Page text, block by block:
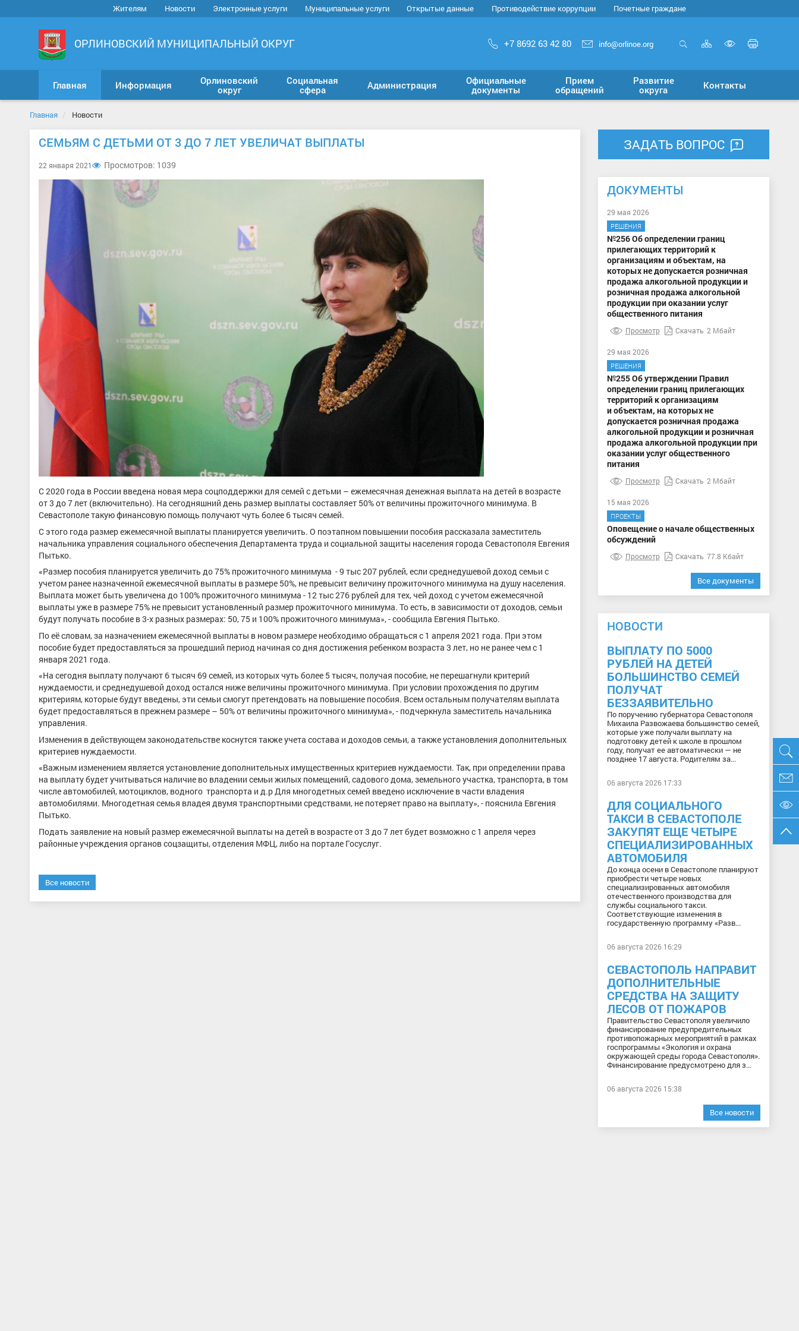
Жителям Новости Электронные услуги Муниципальные услуги Открытые данные Противодействие коррупции Почетные граждане
ОРЛИНОВСКИЙ МУНИЦИПАЛЬНЫЙ ОКРУГ +7 8692 63 42 80 info@orlinoe.org Карта
сайта
версию
для
Главная Информация
Орлиновский
округ
Социальная
сфера
Администрация
Официальные
документы
Прием
обращений
Развитие
округа
Контакты
Главная Новости
СЕМЬЯМ С ДЕТЬМИ ОТ 3 ДО 7 ЛЕТ УВЕЛИЧАТ ВЫПЛАТЫ
22 января 2021 Просмотров: 1039
С 2020 года в России введена новая мера соцподдержки для семей с детьми – ежемесячная денежная выплата на детей в возрасте
от 3 до 7 лет (включительно). На сегодняшний день размер выплаты составляет 50% от величины прожиточного минимума. В
Севастополе такую финансовую помощь получают чуть более 6 тысяч семей.
С этого года размер ежемесячной выплаты планируется увеличить. О поэтапном повышении пособия рассказала заместитель
начальника управления социального обеспечения Департамента труда и социальной защиты населения города Севастополя Евгения
Пытько.
«Размер пособия планируется увеличить до 75% прожиточного минимума - 9 тыс 207 рублей, если среднедушевой доход семьи с
учетом ранее назначенной ежемесячной выплаты в размере 50%, не превысит величину прожиточного минимума на душу населения.
Выплата может быть увеличена до 100% прожиточного минимума - 12 тыс 276 рублей для тех, чей доход с учетом ежемесячной
выплаты уже в размере 75% не превысит установленный размер прожиточного минимума. То есть, в зависимости от доходов, семьи
будут получать пособие в 3-х разных размерах: 50, 75 и 100% прожиточного минимума», - сообщила Евгения Пытько.
По её словам, за назначением ежемесячной выплаты в новом размере необходимо обращаться с 1 апреля 2021 года. При этом
пособие будет предоставляться за прошедший период начиная со дня достижения ребенком возраста 3 лет, но не ранее чем с 1
января 2021 года.
«На сегодня выплату получают 6 тысяч 69 семей, из которых чуть более 5 тысяч, получая пособие, не перешагнули критерий
нуждаемости, и среднедушевой доход остался ниже величины прожиточного минимума. При условии прохождения по другим
критериям, которые будут введены, эти семьи смогут претендовать на повышение пособия. Всем остальным получателям выплата
будет предоставляться в прежнем размере – 50% от величины прожиточного минимума», - подчеркнула заместитель начальника
управления.
Изменения в действующем законодательстве коснутся также учета состава и доходов семьи, а также установления дополнительных
критериев нуждаемости.
«Важным изменением является установление дополнительных имущественных критериев нуждаемости. Так, при определении права
на выплату будет учитываться наличие во владении семьи жилых помещений, садового дома, земельного участка, транспорта, в том
числе автомобилей, мотоциклов, водного транспорта и д.р Для многодетных семей введено исключение в части владения
автомобилями. Многодетная семья владея двумя транспортными средствами, не потеряет право на выплату», - пояснила Евгения
Пытько.
Подать заявление на новый размер ежемесячной выплаты на детей в возрасте от 3 до 7 лет будет возможно с 1 апреля через
районные учреждения органов соцзащиты, отделения МФЦ, либо на портале Госуслуг.
Все новости
ЗАДАТЬ ВОПРОС
ДОКУМЕНТЫ
29 мая 2026
РЕШЕНИЯ
№256 Об определении границ
прилегающих территорий к
организациям и объектам, на
которых не допускается розничная
продажа алкогольной продукции и
розничная продажа алкогольной
продукции при оказании услуг
общественного питания
Просмотр Скачать 2 Мбайт
29 мая 2026
РЕШЕНИЯ
№255 Об утверждении Правил
определении границ прилегающих
территорий к организациям
и объектам, на которых не
допускается розничная продажа
алкогольной продукции и розничная
продажа алкогольной продукции при
оказании услуг общественного
питания
Просмотр Скачать 2 Мбайт
15 мая 2026
ПРОЕКТЫ
Оповещение о начале общественных
обсуждений
Просмотр Скачать 77.8 Кбайт
Все документы
НОВОСТИ
ВЫПЛАТУ ПО 5000
РУБЛЕЙ НА ДЕТЕЙ
БОЛЬШИНСТВО СЕМЕЙ
ПОЛУЧАТ
БЕЗЗАЯВИТЕЛЬНО
По поручению губернатора Севастополя
Михаила Развожаева большинство семей,
которые уже получали выплату на
подготовку детей к школе в прошлом
году, получат ее автоматически — не
позднее 17 августа. Родителям за...
06 августа 2026 17:33
ДЛЯ СОЦИАЛЬНОГО
ТАКСИ В СЕВАСТОПОЛЕ
ЗАКУПЯТ ЕЩЕ ЧЕТЫРЕ
СПЕЦИАЛИЗИРОВАННЫХ
АВТОМОБИЛЯ
До конца осени в Севастополе планируют
приобрести четыре новых
специализированных автомобиля
отечественного производства для
службы социального такси.
Соответствующие изменения в
государственную программу «Разв...
06 августа 2026 16:29
СЕВАСТОПОЛЬ НАПРАВИТ
ДОПОЛНИТЕЛЬНЫЕ
СРЕДСТВА НА ЗАЩИТУ
ЛЕСОВ ОТ ПОЖАРОВ
Правительство Севастополя увеличило
финансирование предупредительных
противопожарных мероприятий в рамках
госпрограммы «Экология и охрана
окружающей среды города Севастополя».
Финансирование предусмотрено для з...
06 августа 2026 15:38
Все новости